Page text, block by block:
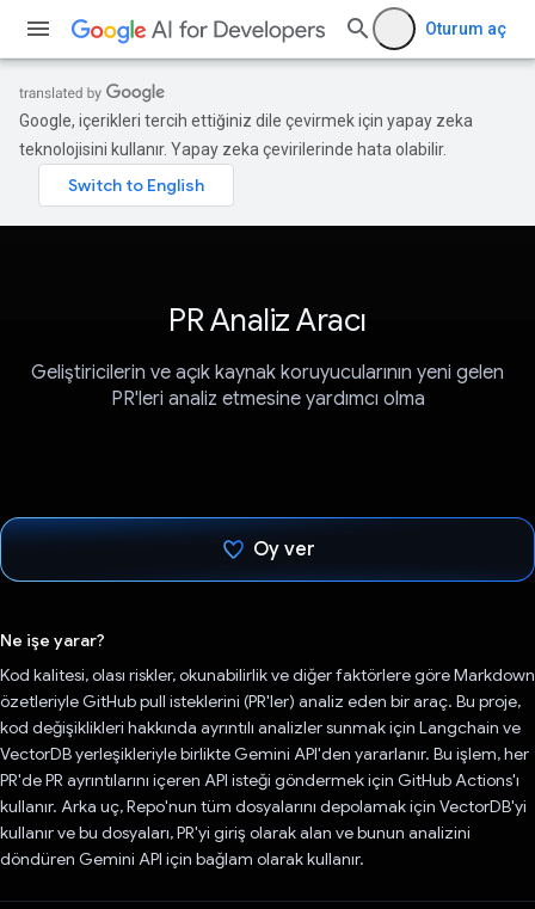
Oturum aç
Google, içerikleri tercih ettiğiniz dile çevirmek için yapay zeka
teknolojisini kullanır. Yapay zeka çevirilerinde hata olabilir.
PR Analiz Aracı
Geliştiricilerin ve açık kaynak koruyucularının yeni gelen
PR'leri analiz etmesine yardımcı olma
Oy ver
Ne işe yarar?
Kod kalitesi, olası riskler, okunabilirlik ve diğer faktörlere göre Markdown
özetleriyle GitHub pull isteklerini (PR'ler) analiz eden bir araç. Bu proje,
kod değişiklikleri hakkında ayrıntılı analizler sunmak için Langchain ve
VectorDB yerleşikleriyle birlikte Gemini API'den yararlanır. Bu işlem, her
PR'de PR ayrıntılarını içeren API isteği göndermek için GitHub Actions'ı
kullanır. Arka uç, Repo'nun tüm dosyalarını depolamak için VectorDB'yi
kullanır ve bu dosyaları, PR'yi giriş olarak alan ve bunun analizini
döndüren Gemini API için bağlam olarak kullanır.